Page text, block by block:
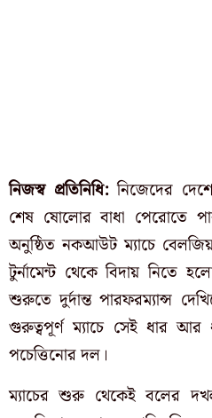
নিজস্ব প্রতিনিধি:নিজেদের
শেষ ষোলোর বাধা পেরোতে
অনুষ্ঠিত নকআউট ম্যাচে
টুর্নামেন্ট থেকে বিদায় নিতে
শুরুতে দুর্দান্ত পারফরম্যান্স
গুরুত্বপূর্ণ ম্যাচে সেই ধার আর
পচেত্তিনোর দল।
ম্যাচের শুরু থেকেই বলের